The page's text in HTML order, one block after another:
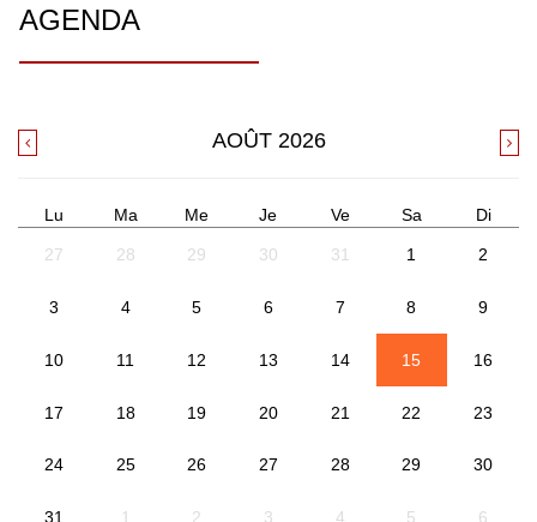
AGENDA
AOÛT 2026
Lu Ma Me Je Ve Sa Di
27 28 29 30 31 1 2
3 4 5 6 7 8 9
10 11 12 13 14 15 16
17 18 19 20 21 22 23
24 25 26 27 28 29 30
31 1 2 3 4 5 6